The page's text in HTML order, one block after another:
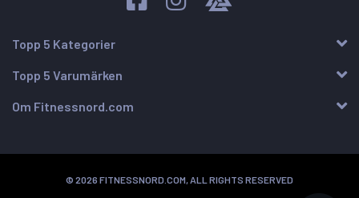
Topp 5 Kategorier
Topp 5 Varumärken
Om Fitnessnord.com
© 2026 FITNESSNORD.COM, ALL RIGHTS RESERVED